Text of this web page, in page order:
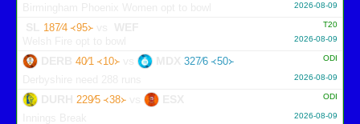
2026-08-09
T20
187∕4 ᚜95᚛
2026-08-09
ODI
DERB 40∕1 ᚜10᚛vs MDX 327∕6 ᚜50᚛
2026-08-09
ODI
DURH 229∕5 ᚜38᚛vs ESX
2026-08-09